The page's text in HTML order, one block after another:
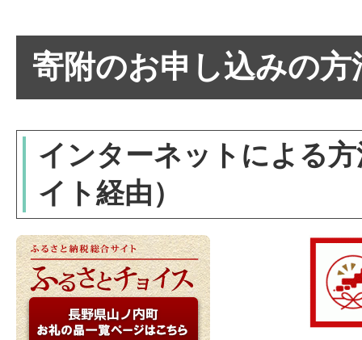
寄附のお申し込みの
インターネットによる
イト経由）